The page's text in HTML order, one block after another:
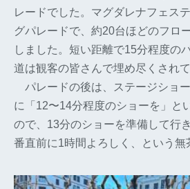
レードでした。マグダレナフェス
グパレードで、約20台ほどのフロ
しました。短い距離で15分程度の
道は観客の皆さんで埋め尽くされて
パレードの後は、ステージショ
に「12〜14分程度のショーを」と
ので、13分のショーを準備して行
番直前に1時間よろしく、という無